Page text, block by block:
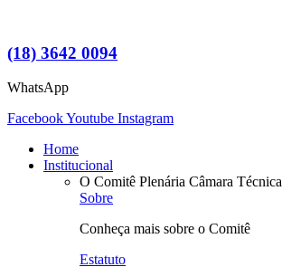
(18) 3642 0094
WhatsApp
FacebookYoutube Instagram
Home
Institucional
O Comitê Plenária Câmara Técnica
Sobre
Conheça mais sobre o Comitê
Estatuto